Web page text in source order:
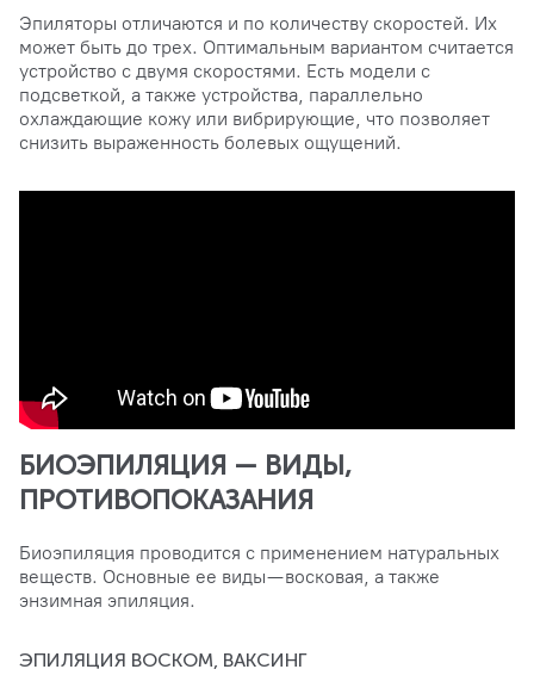
Эпиляторы отличаются и по количеству скоростей. Их
может быть до трех. Оптимальным вариантом считается
устройство с двумя скоростями. Есть модели с
подсветкой, а также устройства, параллельно
охлаждающие кожу или вибрирующие, что позволяет
снизить выраженность болевых ощущений.
БИОЭПИЛЯЦИЯ — ВИДЫ,
ПРОТИВОПОКАЗАНИЯ
Биоэпиляция проводится с применением натуральных
веществ. Основные ее виды — восковая, а также
энзимная эпиляция.
ЭПИЛЯЦИЯ ВОСКОМ, ВАКСИНГ